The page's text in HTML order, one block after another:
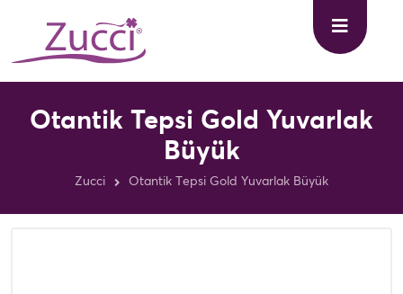
Otantik Tepsi Gold Yuvarlak
Büyük
Zucci Otantik Tepsi Gold Yuvarlak Büyük